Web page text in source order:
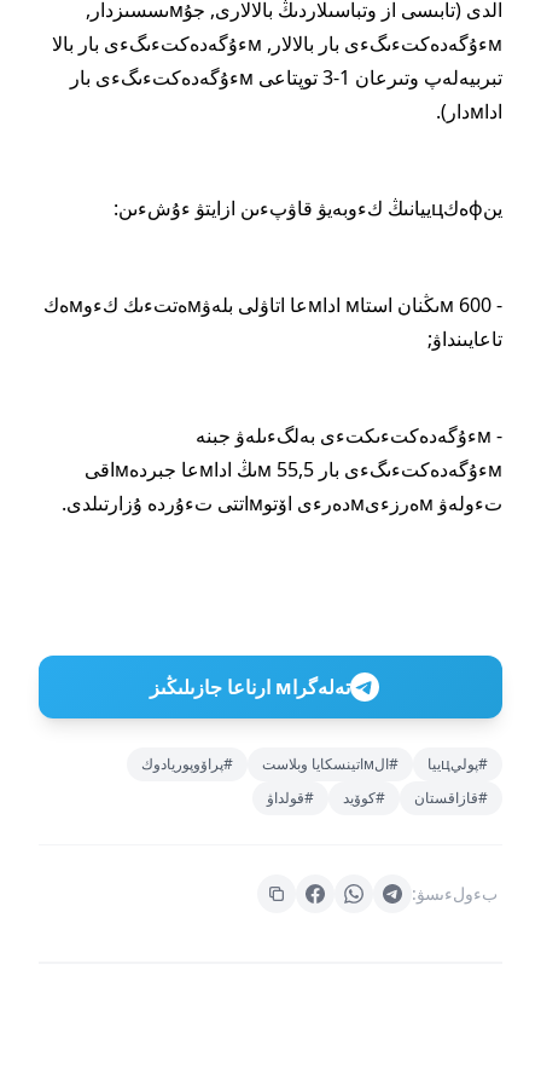
الدى (تابىسى از وتباسىلاردىڭ بالالارى, جۇмىسسىزدار,
мءۇگەدەكتءىگءى بار بالالار, мءۇگەدەكتءىگءى بار بالا
تبربيەلەپ وتىرعان 1-3 توپتاعى мءۇگەدەكتءىگءى بار
اداмدار).
ينфەكцييانىڭ كءوبەيۋ قاۋپءىن ازايتۋ ءۇشءىن:
- 600 мىڭنان استاм اداмعا اتاۋلى بلەۋмەتتءىك كءوмەك
تاعايىنداۋ;
- мءۇگەدەكتءىكتءى بەلگءىلەۋ جبنە
мءۇگەدەكتءىگءى بار 55,5 мىڭ اداмعا جبردەмاقى
تءولەۋ мەرزءىмدەرءى اۆتوмاتتى تءۇردە ۇزارتىلدى.
تەلەگراм ارناعا جازىلىڭىز
#پوليцييا #الмاتينسكايا وبلاست
#پراۆوپوريادوك
#قازاقستان
#كوۆيد #قولداۋ
بءولءىسۋ: